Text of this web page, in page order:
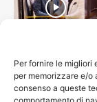
Per fornire le
per memorizzare e/o
consenso a queste
Cronaca
Attualità